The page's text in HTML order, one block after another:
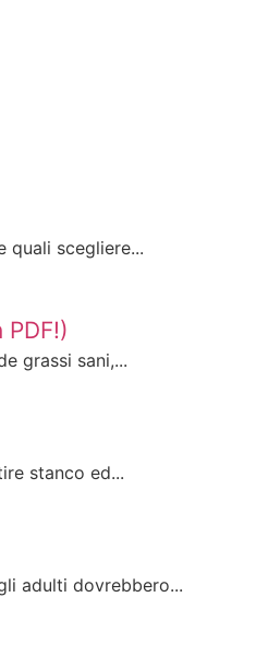
quali scegliere...
grassi sani,...
stanco ed...
adulti dovrebbero...